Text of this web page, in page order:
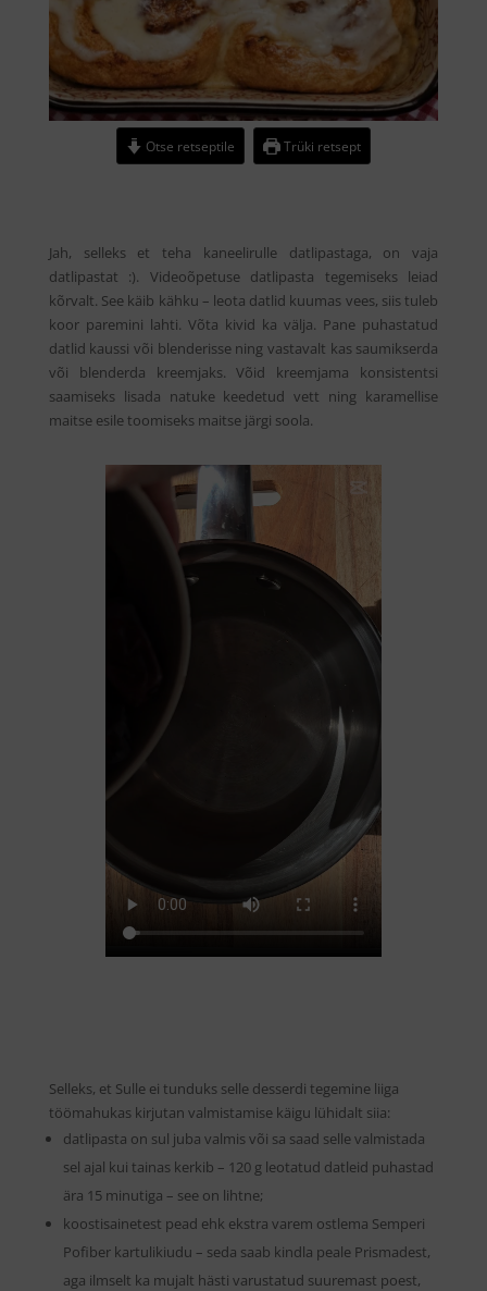
Otse retseptile Trüki retsept
Jah, selleks et teha kaneelirulle datlipastaga, on vaja
datlipastat :). Videoõpetuse datlipasta tegemiseks leiad
kõrvalt. See käib kähku – leota datlid kuumas vees, siis tuleb
koor paremini lahti. Võta kivid ka välja. Pane puhastatud
datlid kaussi või blenderisse ning vastavalt kas saumikserda
või blenderda kreemjaks. Võid kreemjama konsistentsi
saamiseks lisada natuke keedetud vett ning karamellise
maitse esile toomiseks maitse järgi soola.
Selleks, et Sulle ei tunduks selle desserdi tegemine liiga
töömahukas kirjutan valmistamise käigu lühidalt siia:
datlipasta on sul juba valmis või sa saad selle valmistada
sel ajal kui tainas kerkib – 120 g leotatud datleid puhastad
ära 15 minutiga – see on lihtne;
koostisainetest pead ehk ekstra varem ostlema Semperi
Pofiber kartulikiudu – seda saab kindla peale Prismadest,
aga ilmselt ka mujalt hästi varustatud suuremast poest,